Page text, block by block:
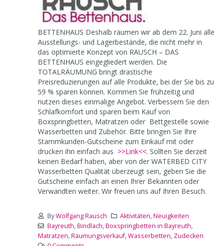
BETTENHAUS Deshalb räumen wir ab dem 22. Juni alle
Ausstellungs- und Lagerbestände, die nicht mehr in
das optimierte Konzept von RAUSCH – DAS
BETTENHAUS eingegliedert werden. Die
TOTALRÄUMUNG bringt drastische
Preisreduzierungen auf alle Produkte, bei der Sie bis zu
59 % sparen können. Kommen Sie frühzeitig und
nutzen dieses einmalige Angebot. Verbessern Sie den
Schlafkomfort und sparen beim Kauf von
Boxspringbetten, Matratzen oder Bettgestelle sowie
Wasserbetten und Zubehör. Bitte bringen Sie Ihre
Stammkunden-Gutscheine zum Einkauf mit oder
drucken ihn einfach aus>>Link<<. Sollten Sie derzeit
keinen Bedarf haben, aber von der WATERBED CITY
Wasserbetten Qualität überzeugt sein, geben Sie die
Gutscheine einfach an einen Ihrer Bekannten oder
ByWolfgang Rausch Aktivitäten,Neuigkeiten
Bayreuth,Bindlach,Boxspringbetten in Bayreuth,